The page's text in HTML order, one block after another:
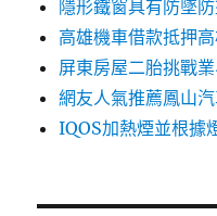
隱形鐵窗具有防墜
高雄機車借款抵押
屏東房屋二胎挑戰
網友人氣推薦鳳山
IQOS加熱煙並根據